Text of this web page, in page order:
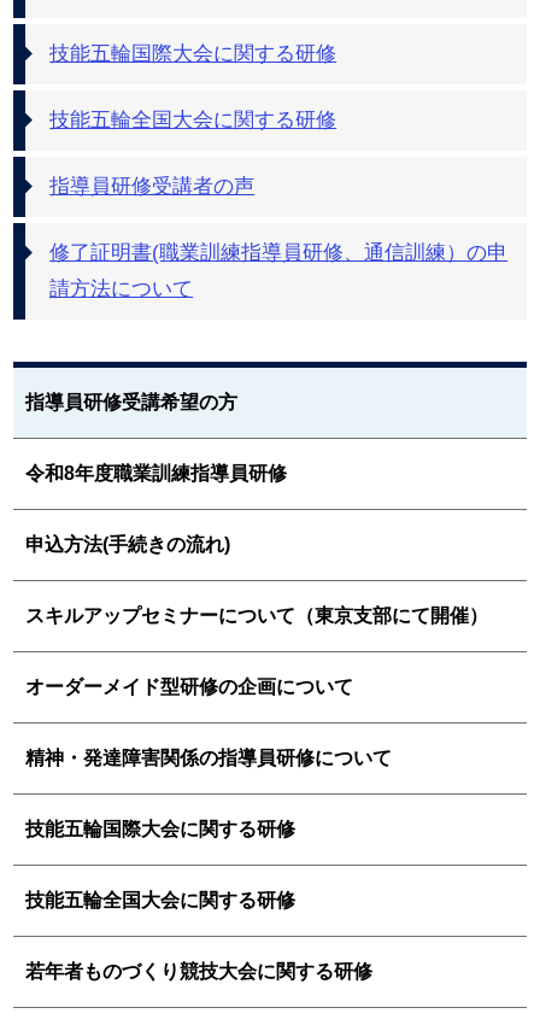
技能五輪国際大会に関する研修
技能五輪全国大会に関する研修
指導員研修受講者の声
修了証明書(職業訓練指導員研修、通信訓練）の申
請方法について
指導員研修受講希望の方
令和8年度職業訓練指導員研修
申込方法(手続きの流れ)
スキルアップセミナーについて（東京支部にて開催）
オーダーメイド型研修の企画について
精神・発達障害関係の指導員研修について
技能五輪国際大会に関する研修
技能五輪全国大会に関する研修
若年者ものづくり競技大会に関する研修